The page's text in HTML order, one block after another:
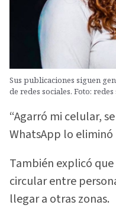
Sus publicaciones siguen
de redes sociales. Foto: redes
“Agarró mi celular,
WhatsApp lo
También explicó
circular entre
llegar a otras zonas.